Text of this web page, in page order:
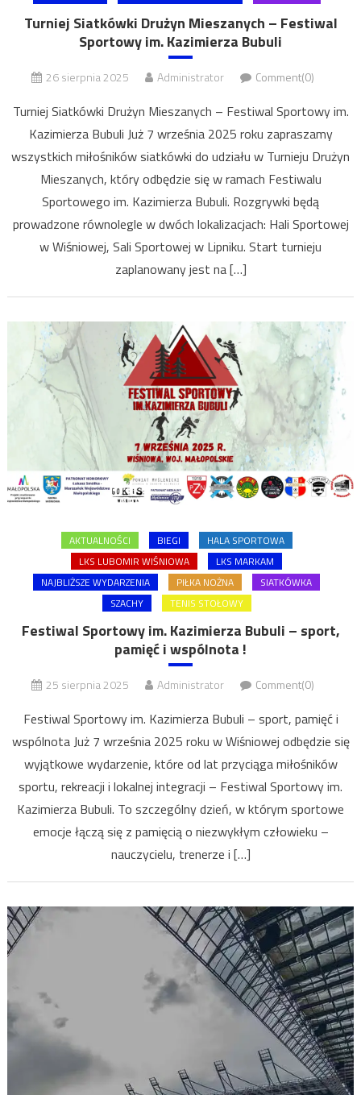
Turniej Siatkówki Drużyn Mieszanych – Festiwal
Sportowy im. Kazimierza Bubuli
26 sierpnia 2025 Administrator Comment(0)
Turniej Siatkówki Drużyn Mieszanych – Festiwal Sportowy im.
Kazimierza Bubuli Już 7 września 2025 roku zapraszamy
wszystkich miłośników siatkówki do udziału w Turnieju Drużyn
Mieszanych, który odbędzie się w ramach Festiwalu
Sportowego im. Kazimierza Bubuli. Rozgrywki będą
prowadzone równolegle w dwóch lokalizacjach: Hali Sportowej
w Wiśniowej, Sali Sportowej w Lipniku. Start turnieju
zaplanowany jest na […]
AKTUALNOŚCI BIEGI
HALA SPORTOWA
LKS LUBOMIR WIŚNIOWA
LKS MARKAM
NAJBLIŻSZE WYDARZENIA
PIŁKA NOŻNA
SIATKÓWKA
SZACHY
TENIS STOŁOWY
Festiwal Sportowy im. Kazimierza Bubuli – sport,
pamięć i wspólnota !
25 sierpnia 2025 Administrator Comment(0)
Festiwal Sportowy im. Kazimierza Bubuli – sport, pamięć i
wspólnota Już 7 września 2025 roku w Wiśniowej odbędzie się
wyjątkowe wydarzenie, które od lat przyciąga miłośników
sportu, rekreacji i lokalnej integracji – Festiwal Sportowy im.
Kazimierza Bubuli. To szczególny dzień, w którym sportowe
emocje łączą się z pamięcią o niezwykłym człowieku –
nauczycielu, trenerze i […]